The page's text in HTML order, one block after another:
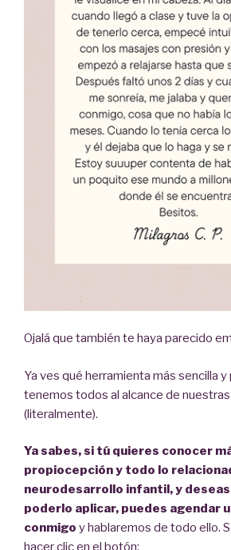
Ojalá que también te haya parecido
Ya ves qué herramienta más sencilla
tenemos todos al alcance de
(literalmente).
Ya sabes, si tú quieres conocer
propiocepción y todo lo
neurodesarrollo infantil, y
poderlo aplicar, puedes agendar
conmigo y hablaremos de todo ello.
hacer clic en el botón: